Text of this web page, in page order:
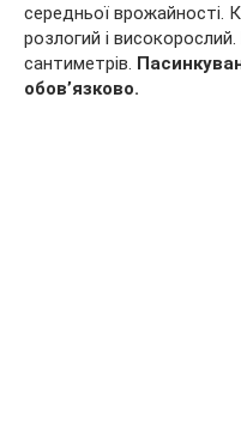
середньої врожайності.
розлогий і
сантиметрів.
обов’язково.